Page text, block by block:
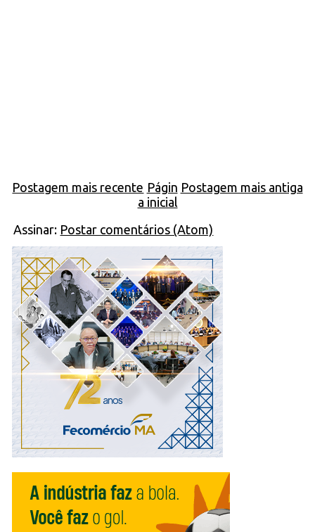
Postagem mais recente Postagem mais antiga
Págin
a inicial
Assinar: Postar comentários (Atom)